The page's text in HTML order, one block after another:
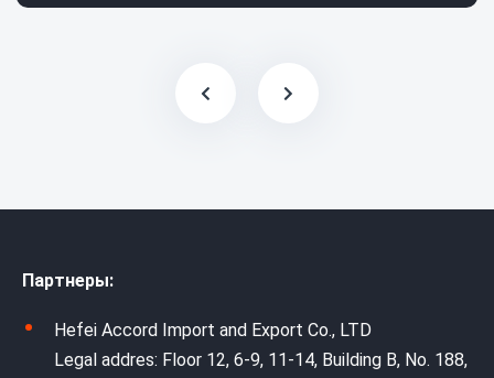
Партнеры:
Hefei Accord Import and Export Co., LTD
Legal addres: Floor 12, 6-9, 11-14, Building B, No. 188,